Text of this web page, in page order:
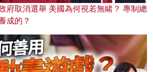
府取消選舉 美國為何視若無睹？ 專制總
成的？